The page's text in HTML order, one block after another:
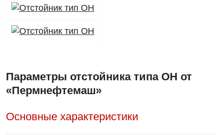
Параметры отстойника типа ОН от
«Пермнефтемаш»
Основные характеристики